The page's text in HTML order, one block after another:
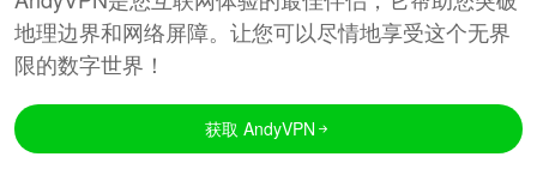
地理边界和网络屏障。让您可以尽情地享受这个无界
限的数字世界！
获取 AndyVPN